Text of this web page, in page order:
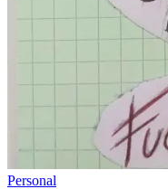
Personal